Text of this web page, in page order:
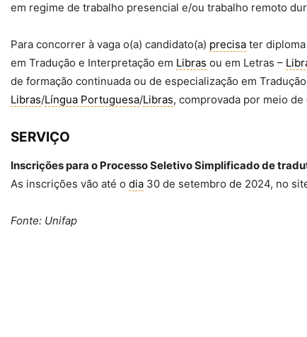
em regime de trabalho presencial e/ou trabalho remoto
Para concorrer à vaga o(a) candidato(a) precisa ter diploma
em Tradução e Interpretação em Libras ou em Letras –
de formação continuada ou de especialização em
Libras/Língua Portuguesa/Libras, comprovada por meio
SERVIÇO
Inscrições para o Processo Seletivo Simplificado de
As inscrições vão até o dia 30 de setembro de 2024, no
Fonte: Unifap